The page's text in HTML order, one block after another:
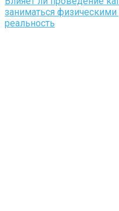
заниматься
реальность